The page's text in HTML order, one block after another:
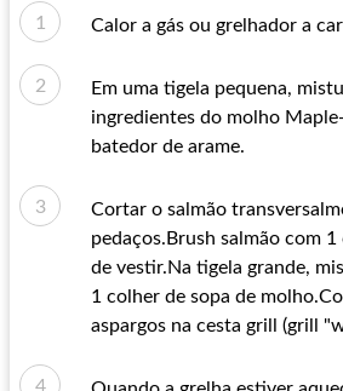
Calor a gás ou grelhador a
Em uma tigela pequena,
ingredientes do molho
batedor de arame.
Cortar o salmão
pedaços.Brush salmão com 1
de vestir.Na tigela grande,
1 colher de sopa de
aspargos na cesta grill (grill